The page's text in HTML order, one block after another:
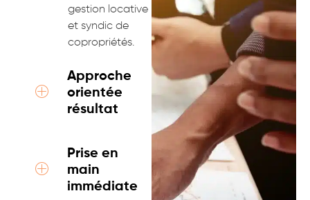
gestion locative
et syndic de
copropriétés.
Approche
orientée
résultat
Prise en
main
immédiate